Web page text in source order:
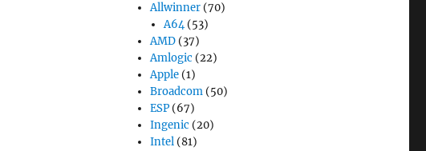
Allwinner (70)
A64(53)
AMD (37)
Amlogic (22)
Apple (1)
Broadcom (50)
ESP (67)
Ingenic (20)
Intel (81)